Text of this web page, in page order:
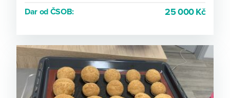
Dar od ČSOB: 25 000 Kč